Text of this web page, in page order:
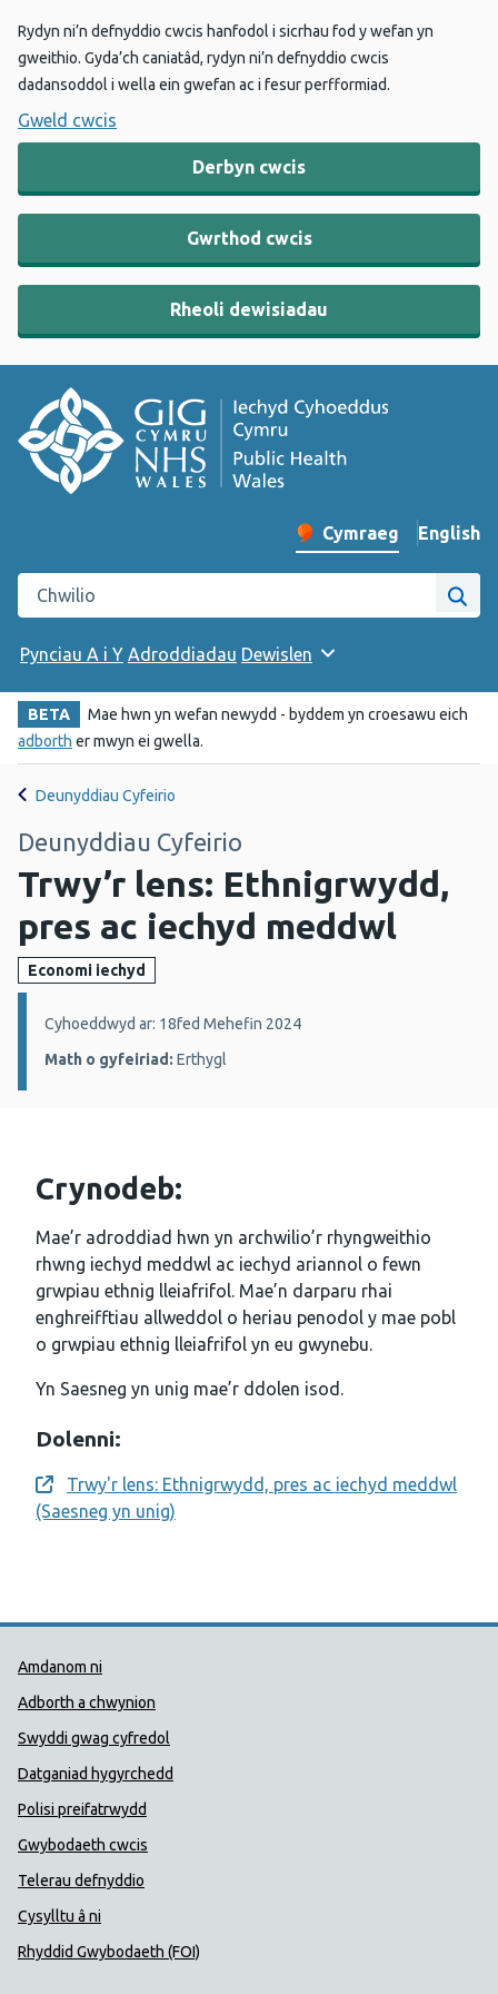
Rydyn ni’n defnyddio cwcis hanfodol i sicrhau fod y wefan yn
gweithio. Gyda’ch caniatâd, rydyn ni’n defnyddio cwcis
dadansoddol i wella ein gwefan ac i fesur perfformiad.
Gweld cwcis
Derbyn cwcis
Gwrthod cwcis
Rheoli dewisiadau
Newid iaith y wefan
Cymraeg English
–
Chwilio gwefan Iechyd Cyhoeddus Cymru
Pynciau A i Y Adroddiadau Dewislen
BETA
Mae hwn yn wefan newydd - byddem yn croesawu eich
adborth er mwyn ei gwella.
Deunyddiau Cyfeirio
Deunyddiau Cyfeirio
Trwy’r lens: Ethnigrwydd,
pres ac iechyd meddwl
Economi iechyd
Manylion:
Cyhoeddwyd ar: 18fed Mehefin 2024
Math o gyfeiriad: Erthygl
Crynodeb:
Mae’r adroddiad hwn yn archwilio’r rhyngweithio
rhwng iechyd meddwl ac iechyd ariannol o fewn
grwpiau ethnig lleiafrifol. Mae’n darparu rhai
enghreifftiau allweddol o heriau penodol y mae pobl
o grwpiau ethnig lleiafrifol yn eu gwynebu.
Yn Saesneg yn unig mae’r ddolen isod.
Dolenni:
Opens a new window
Trwy'r lens: Ethnigrwydd, pres ac iechyd meddwl
(Saesneg yn unig)
Dolenni Cymorth Iechyd
Amdanom ni
Adborth a chwynion
Swyddi gwag cyfredol
Datganiad hygyrchedd
Polisi preifatrwydd
Gwybodaeth cwcis
Telerau defnyddio
Cysylltu â ni
Rhyddid Gwybodaeth (FOI)